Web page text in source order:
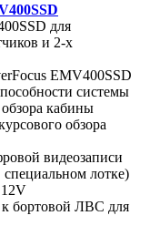
для
и 2-х
EMV400SSD
системы
обзора кабины
обзора
видеозаписи
лотке)
к бортовой ЛВС для